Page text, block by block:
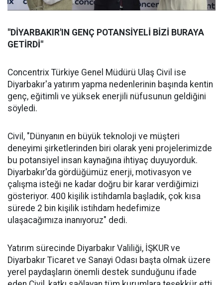
"DİYARBAKIR'IN GENÇ POTANSİYELİ BİZİ BURAYA
GETİRDİ"
Concentrix Türkiye Genel Müdürü Ulaş Civil ise
Diyarbakır'a yatırım yapma nedenlerinin başında kentin
genç, eğitimli ve yüksek enerjili nüfusunun geldiğini
söyledi.
Civil, "Dünyanın en büyük teknoloji ve müşteri
deneyimi şirketlerinden biri olarak yeni projelerimizde
bu potansiyel insan kaynağına ihtiyaç duyuyorduk.
Diyarbakır'da gördüğümüz enerji, motivasyon ve
çalışma isteği ne kadar doğru bir karar verdiğimizi
gösteriyor. 400 kişilik istihdamla başladık, çok kısa
sürede 2 bin kişilik istihdam hedefimize
ulaşacağımıza inanıyoruz" dedi.
Yatırım sürecinde Diyarbakır Valiliği, İŞKUR ve
Diyarbakır Ticaret ve Sanayi Odası başta olmak üzere
yerel paydaşların önemli destek sunduğunu ifade